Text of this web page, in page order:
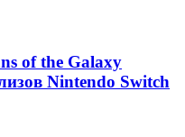
of the Galaxy
Nintendo Switch